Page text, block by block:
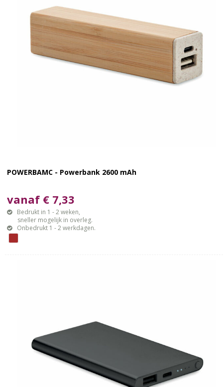
POWERBAMC - Powerbank 2600 mAh
vanaf € 7,33
Bedrukt in 1 - 2 weken,
sneller mogelijk in overleg.
Onbedrukt 1 - 2 werkdagen.